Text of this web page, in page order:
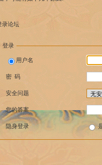
录论坛
登录
用户名
密 码
安全问题
您的答案
隐身登录